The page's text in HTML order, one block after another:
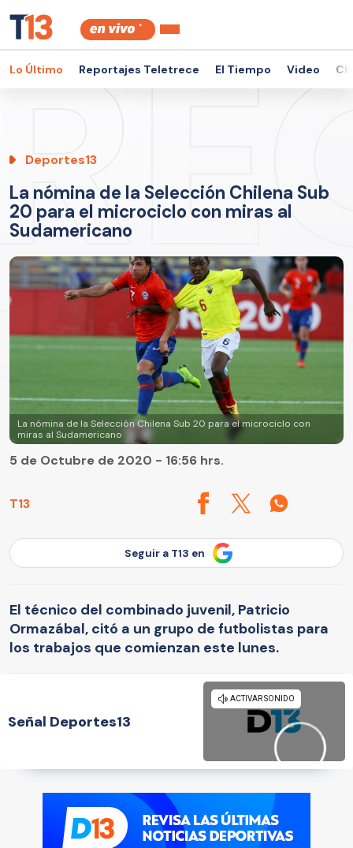
Lo Último Reportajes Teletrece El Tiempo Video
Deportes13
La nómina de la Selección Chilena Sub
20 para el microciclo con miras al
Sudamericano
La nómina de la Selección Chilena Sub 20 para el microciclo con
miras al Sudamericano
T13
5 de Octubre de 2020 - 16:56 hrs.
Seguir a T13 en
El técnico del combinado juvenil, Patricio
Ormazábal, citó a un grupo de futbolistas para
los trabajos que comienzan este lunes.
Señal Deportes13